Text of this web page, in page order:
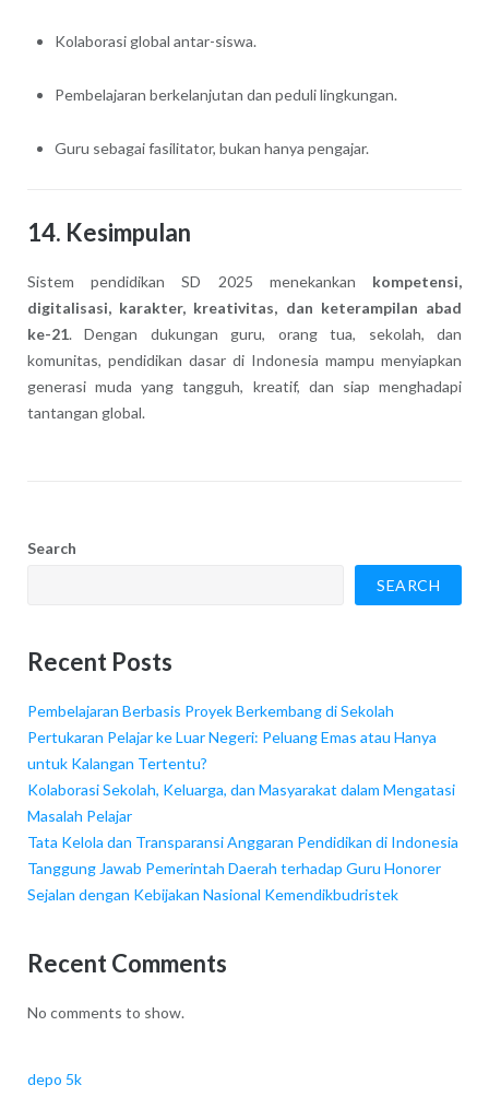
Kolaborasi global antar-siswa.
Pembelajaran berkelanjutan dan peduli lingkungan.
Guru sebagai fasilitator, bukan hanya pengajar.
14. Kesimpulan
Sistem pendidikan SD 2025 menekankan kompetensi,
digitalisasi, karakter, kreativitas, dan keterampilan abad
ke-21. Dengan dukungan guru, orang tua, sekolah, dan
komunitas, pendidikan dasar di Indonesia mampu menyiapkan
generasi muda yang tangguh, kreatif, dan siap menghadapi
tantangan global.
Search
SEARCH
Recent Posts
Pembelajaran Berbasis Proyek Berkembang di Sekolah
Pertukaran Pelajar ke Luar Negeri: Peluang Emas atau Hanya
untuk Kalangan Tertentu?
Kolaborasi Sekolah, Keluarga, dan Masyarakat dalam Mengatasi
Masalah Pelajar
Tata Kelola dan Transparansi Anggaran Pendidikan di Indonesia
Tanggung Jawab Pemerintah Daerah terhadap Guru Honorer
Sejalan dengan Kebijakan Nasional Kemendikbudristek
Recent Comments
No comments to show.
depo 5k